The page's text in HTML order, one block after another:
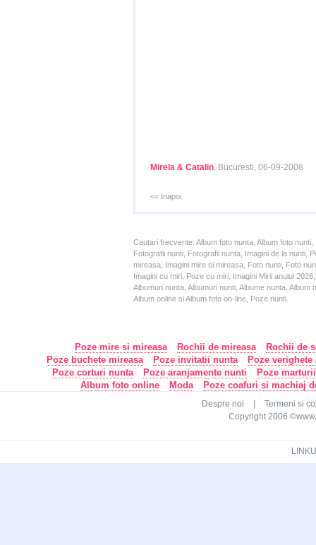
Mirela & Catalin, Bucuresti, 06-09-2008
<< Inapoi
Cautari frecvente: Album foto nunta, Album foto
Fotografii nunti, Fotografii nunta, Imagini de la nunti,
mireasa, Imagini mire si mireasa, Foto nunti, Foto
Imagini cu miri, Poze cu miri, Imagini Mirii anului
Albumuri nunta, Albumuri nunti, Albume nunta,
Album online si Album foto on-line, Poze nunti.
Poze mire si mireasa Rochii de mireasa
Rochii de
Poze buchete mireasa
Poze invitatii nunta
Poze
Poze corturi nunta
Poze aranjamente nunti
Poze
Album foto online
Moda Poze coafuri si machiaj
Despre noi
Termeni si
Copyright 2006